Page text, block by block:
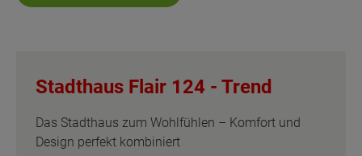
Stadthaus Flair 124 - Trend
Das Stadthaus zum Wohlfühlen – Komfort und
Design perfekt kombiniert